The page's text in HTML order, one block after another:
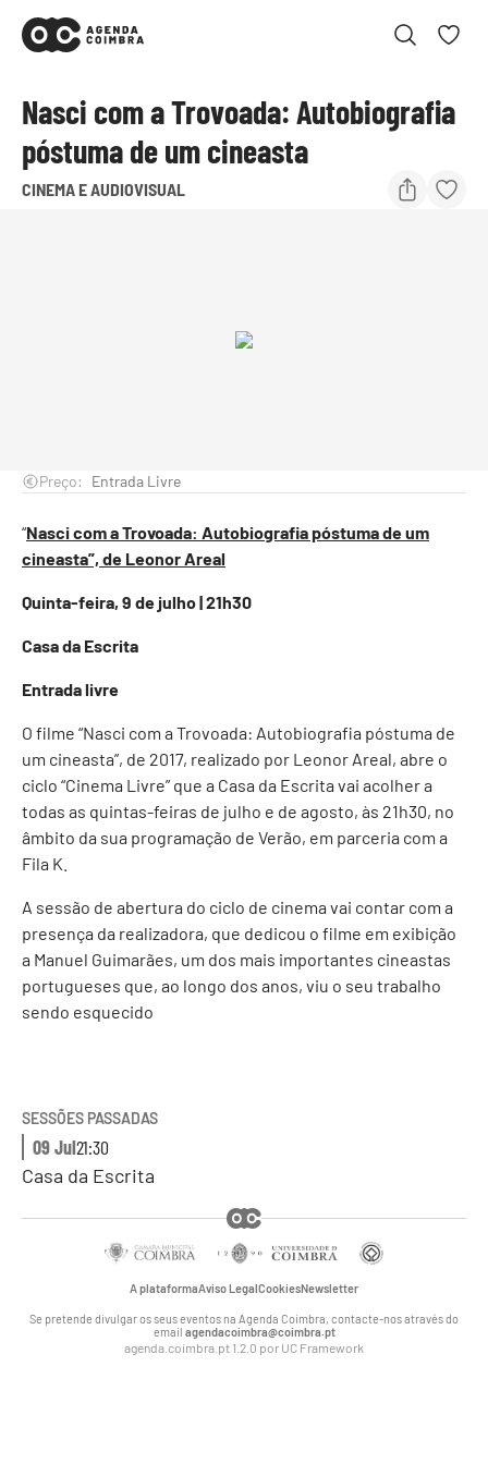
Nasci com a Trovoada: Autobiografia
póstuma de um cineasta
CINEMA E AUDIOVISUAL
Preço: Entrada Livre
“Nasci com a Trovoada: Autobiografia póstuma de um
cineasta”, de Leonor Areal
Quinta-feira, 9 de julho | 21h30
Casa da Escrita
Entrada livre
O filme “Nasci com a Trovoada: Autobiografia póstuma de
um cineasta”, de 2017, realizado por Leonor Areal, abre o
ciclo “Cinema Livre” que a Casa da Escrita vai acolher a
todas as quintas-feiras de julho e de agosto, às 21h30, no
âmbito da sua programação de Verão, em parceria com a
Fila K.
A sessão de abertura do ciclo de cinema vai contar com a
presença da realizadora, que dedicou o filme em exibição
a Manuel Guimarães, um dos mais importantes cineastas
portugueses que, ao longo dos anos, viu o seu trabalho
sendo esquecido
SESSÕES PASSADAS
09 Jul21:30
Casa da Escrita
A plataformaAviso LegalCookiesNewsletter
Se pretende divulgar os seus eventos na Agenda Coimbra, contacte-nos através do
email agendacoimbra@coimbra.pt
agenda.coimbra.pt 1.2.0 por UC Framework